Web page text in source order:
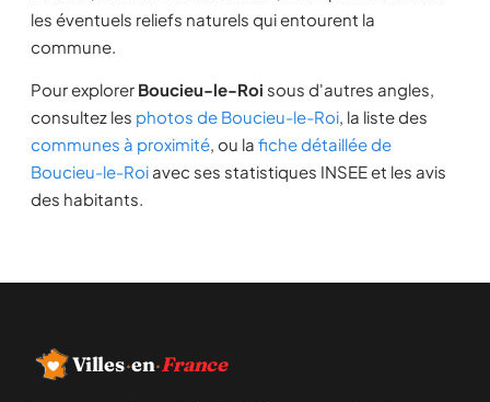
les éventuels reliefs naturels qui entourent la
commune.
Pour explorer Boucieu-le-Roi sous d'autres angles,
consultez les photos de Boucieu-le-Roi, la liste des
communes à proximité, ou la fiche détaillée de
Boucieu-le-Roi avec ses statistiques INSEE et les avis
des habitants.
Villes·en·France